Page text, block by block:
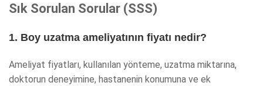
Sık Sorulan Sorular (SSS)
1. Boy uzatma ameliyatının fiyatı nedir?
Ameliyat fiyatları, kullanılan yönteme, uzatma miktarına,
doktorun deneyimine, hastanenin konumuna ve ek